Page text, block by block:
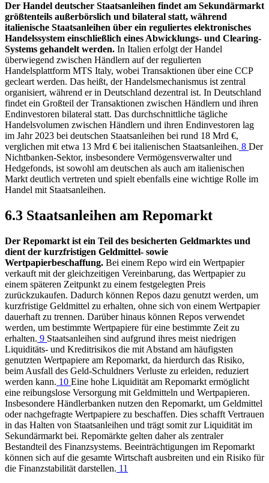
Der Handel deutscher Staatsanleihen findet am Sekundärmarkt
größtenteils außerbörslich und bilateral statt, während
italienische Staatsanleihen über ein reguliertes elektronisches
Handelssystem einschließlich eines Abwicklungs- und Clearing-
Systems gehandelt werden. In Italien erfolgt der Handel
überwiegend zwischen Händlern auf der regulierten
Handelsplattform MTS Italy, wobei Transaktionen über eine CCP
gecleart werden. Das heißt, der Handelsmechanismus ist zentral
organisiert, während er in Deutschland dezentral ist. In Deutschland
findet ein Großteil der Transaktionen zwischen Händlern und ihren
Endinvestoren bilateral statt. Das durchschnittliche tägliche
Handelsvolumen zwischen Händlern und ihren Endinvestoren lag
im Jahr 2023 bei deutschen Staatsanleihen bei rund 18 Mrd €,
verglichen mit etwa 13 Mrd € bei italienischen Staatsanleihen. 8 Der
Nichtbanken-Sektor, insbesondere Vermögensverwalter und
Hedgefonds, ist sowohl am deutschen als auch am italienischen
Markt deutlich vertreten und spielt ebenfalls eine wichtige Rolle im
Handel mit Staatsanleihen.
6.3 Staatsanleihen am Repomarkt
Der Repomarkt ist ein Teil des besicherten Geldmarktes und
dient der kurzfristigen Geldmittel- sowie
Wertpapierbeschaffung. Bei einem Repo wird ein Wertpapier
verkauft mit der gleichzeitigen Vereinbarung, das Wertpapier zu
einem späteren Zeitpunkt zu einem festgelegten Preis
zurückzukaufen. Dadurch können Repos dazu genutzt werden, um
kurzfristige Geldmittel zu erhalten, ohne sich von einem Wertpapier
dauerhaft zu trennen. Darüber hinaus können Repos verwendet
werden, um bestimmte Wertpapiere für eine bestimmte Zeit zu
erhalten. 9 Staatsanleihen sind aufgrund ihres meist niedrigen
Liquiditäts- und Kreditrisikos die mit Abstand am häufigsten
genutzten Wertpapiere am Repomarkt, da hierdurch das Risiko,
beim Ausfall des Geld-Schuldners Verluste zu erleiden, reduziert
werden kann. 10 Eine hohe Liquidität am Repomarkt ermöglicht
eine reibungslose Versorgung mit Geldmitteln und Wertpapieren.
Insbesondere Händlerbanken nutzen den Repomarkt, um Geldmittel
oder nachgefragte Wertpapiere zu beschaffen. Dies schafft Vertrauen
in das Halten von Staatsanleihen und trägt somit zur Liquidität im
Sekundärmarkt bei. Repomärkte gelten daher als zentraler
Bestandteil des Finanzsystems. Beeinträchtigungen im Repomarkt
können sich auf die gesamte Wirtschaft ausbreiten und ein Risiko für
die Finanzstabilität darstellen. 11